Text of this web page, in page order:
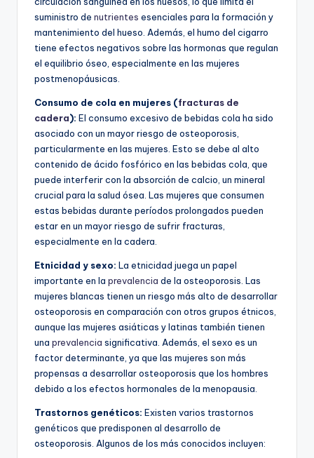
suministro de nutrientes esenciales para la formación y
mantenimiento del hueso. Además, el humo del cigarro
tiene efectos negativos sobre las hormonas que regulan
el equilibrio óseo, especialmente en las mujeres
postmenopáusicas.
Consumo de cola en mujeres (fracturas de
cadera): El consumo excesivo de bebidas cola ha sido
asociado con un mayor riesgo de osteoporosis,
particularmente en las mujeres. Esto se debe al alto
contenido de ácido fosfórico en las bebidas cola, que
puede interferir con la absorción de calcio, un mineral
crucial para la salud ósea. Las mujeres que consumen
estas bebidas durante períodos prolongados pueden
estar en un mayor riesgo de sufrir fracturas,
especialmente en la cadera.
Etnicidad y sexo: La etnicidad juega un papel
importante en la prevalencia de la osteoporosis. Las
mujeres blancas tienen un riesgo más alto de desarrollar
osteoporosis en comparación con otros grupos étnicos,
aunque las mujeres asiáticas y latinas también tienen
una prevalencia significativa. Además, el sexo es un
factor determinante, ya que las mujeres son más
propensas a desarrollar osteoporosis que los hombres
debido a los efectos hormonales de la menopausia.
Trastornos genéticos: Existen varios trastornos
genéticos que predisponen al desarrollo de
osteoporosis. Algunos de los más conocidos incluyen: